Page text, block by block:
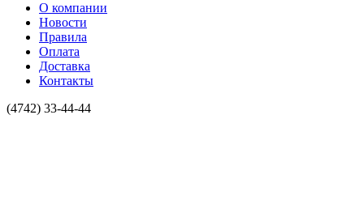
О компании
Новости
Правила
Оплата
Доставка
Контакты
(4742) 33-44-44